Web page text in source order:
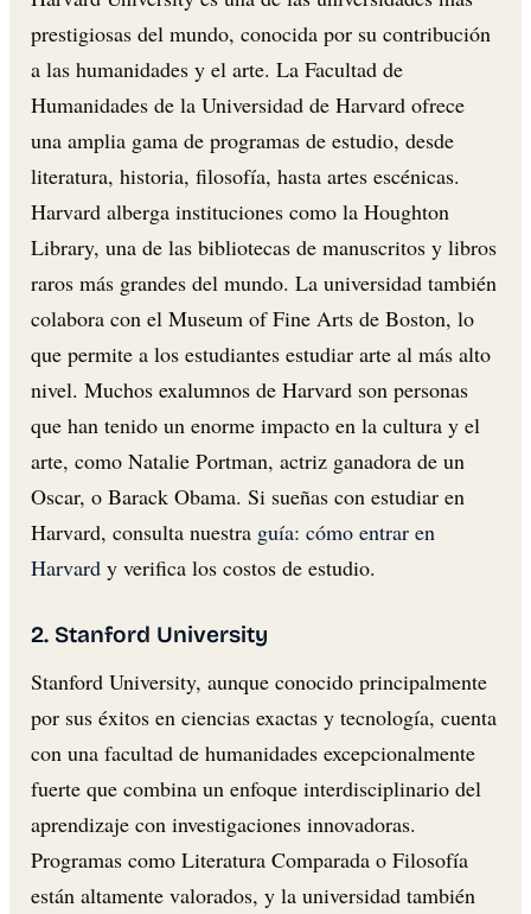
prestigiosas del mundo, conocida por su contribución
a las humanidades y el arte. La Facultad de
Humanidades de la Universidad de Harvard ofrece
una amplia gama de programas de estudio, desde
literatura, historia, filosofía, hasta artes escénicas.
Harvard alberga instituciones como la Houghton
Library, una de las bibliotecas de manuscritos y libros
raros más grandes del mundo. La universidad también
colabora con el Museum of Fine Arts de Boston, lo
que permite a los estudiantes estudiar arte al más alto
nivel. Muchos exalumnos de Harvard son personas
que han tenido un enorme impacto en la cultura y el
arte, como Natalie Portman, actriz ganadora de un
Oscar, o Barack Obama. Si sueñas con estudiar en
Harvard, consulta nuestra guía: cómo entrar en
Harvard y verifica los costos de estudio.
2. Stanford University
Stanford University, aunque conocido principalmente
por sus éxitos en ciencias exactas y tecnología, cuenta
con una facultad de humanidades excepcionalmente
fuerte que combina un enfoque interdisciplinario del
aprendizaje con investigaciones innovadoras.
Programas como Literatura Comparada o Filosofía
están altamente valorados, y la universidad también